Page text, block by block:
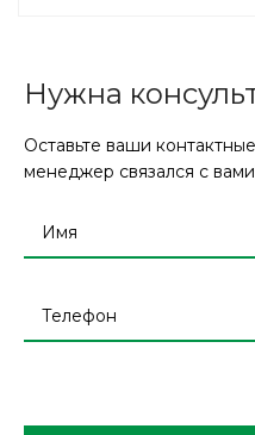
Нужна
Оставьте ваши
менеджер связался с
поле